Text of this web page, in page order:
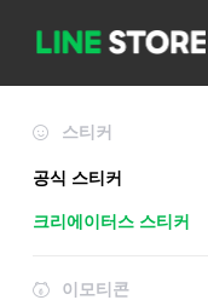
스티커
공식 스티커
크리에이터스 스티커
이모티콘